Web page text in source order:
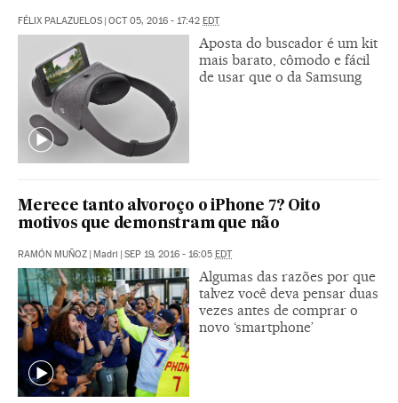
FÉLIX PALAZUELOS | OCT 05, 2016 - 17:42 EDT
Aposta do buscador é um kit
mais barato, cômodo e fácil
de usar que o da Samsung
Merece tanto alvoroço o iPhone 7? Oito
motivos que demonstram que não
RAMÓN MUÑOZ | Madri | SEP 19, 2016 - 16:05 EDT
Algumas das razões por que
talvez você deva pensar duas
vezes antes de comprar o
novo ‘smartphone’